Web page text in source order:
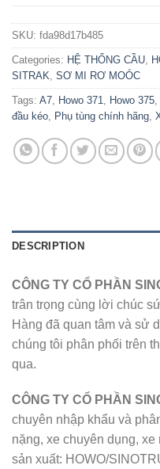
SKU: fda98d17b485
Categories: HỆ THỐNG CẦU
SITRAK SƠ MI RƠ MOÓC
Tags: A7 Howo 371 Howo 375
đầu kéo Phụ tùng chính hãng
DESCRIPTION
CÔNG TY CỔ PHẦN
trân trọng cùng lời chúc
Hàng đã quan tâm và sử
chúng tôi phân phối trên
qua.
CÔNG TY CỔ PHẦN
chuyên nhập khẩu và
nặng, xe chuyên dụng,
sản xuất: HOWO/